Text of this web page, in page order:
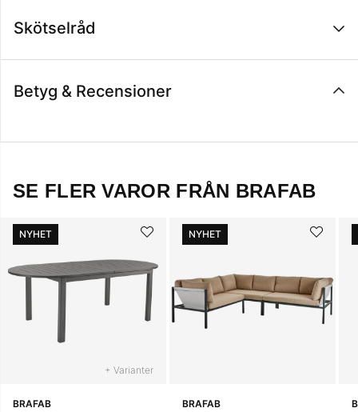
Skötselråd
Betyg & Recensioner
SE FLER VAROR FRÅN BRAFAB
NYHET
+ Varianter
BRAFAB
NYHET
BRAFAB